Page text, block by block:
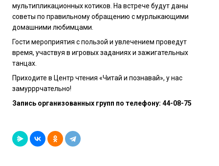
мультипликационных котиков. На встрече будут даны
советы по правильному обращению с мурлыкающими
домашними любимцами.
Гости мероприятия с пользой и увлечением проведут
время, участвуя в игровых заданиях и зажигательных
танцах.
Приходите в Центр чтения «Читай и познавай», у нас
замурррчательно!
Запись организованных групп по телефону: 44-08-75